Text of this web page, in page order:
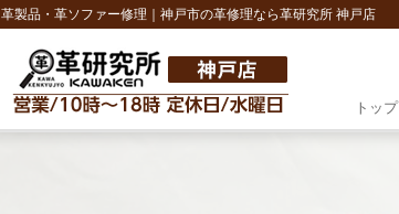
革製品・革ソファー修理｜神戸市の革修理なら革研究所 神戸店
トップ